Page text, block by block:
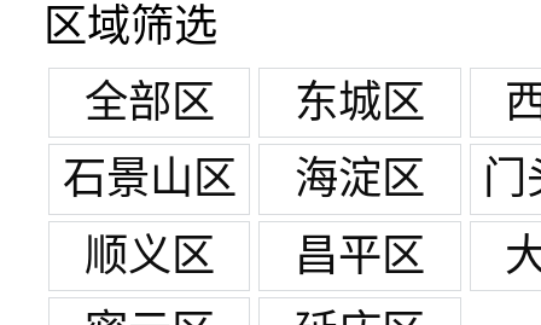
区域筛选
全部区
东城区
石景山区
海淀区
门
顺义区
昌平区